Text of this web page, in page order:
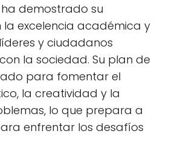
demostrado su
excelencia académica y
y ciudadanos
la sociedad. Su plan de
para fomentar el
la creatividad y la
lo que prepara a
enfrentar los desafíos